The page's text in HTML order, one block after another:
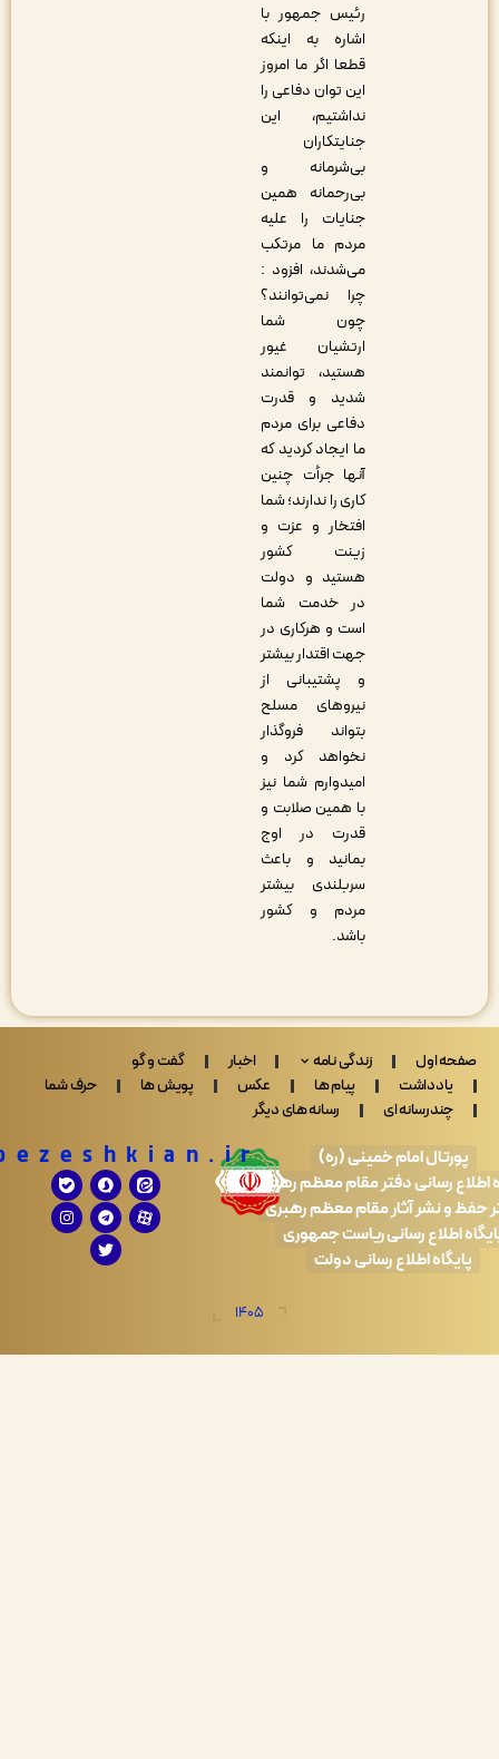
رئیس جمهور با
اشاره به اینکه
قطعا اگر ما امروز
این توان دفاعی را
نداشتیم، این
جنایتکاران
بی‌شرمانه و
بی‌رحمانه همین
جنایات را علیه
مردم ما مرتکب
می‌شدند، افزود :
چرا نمی‌توانند؟
چون شما
ارتشیان غیور
هستید، توانمند
شدید و قدرت
دفاعی برای مردم
ما ایجاد کردید که
آنها جرأت چنین
کاری را ندارند؛ شما
افتخار و عزت و
زینت کشور
هستید و دولت
در خدمت شما
است و هرکاری در
جهت اقتدار بیشتر
و پشتیبانی از
نیروهای مسلح
بتواند فروگذار
نخواهد کرد و
امیدوارم شما نیز
با همین صلابت و
قدرت در اوج
بمانید و باعث
سربلندی بیشتر
مردم و کشور
اول زندگی نامه اخبار
گفت و گو
پیام ها عکس پویش ها
حرف شما
ای
رسانه های دیگر
امام خمینی (ره)
رسانی دفتر مقام معظم رهبری
آثار مقام معظم رهبری
رسانی ریاست جمهوری
اطلاع رسانی دولت
Drpezeshkian.ir